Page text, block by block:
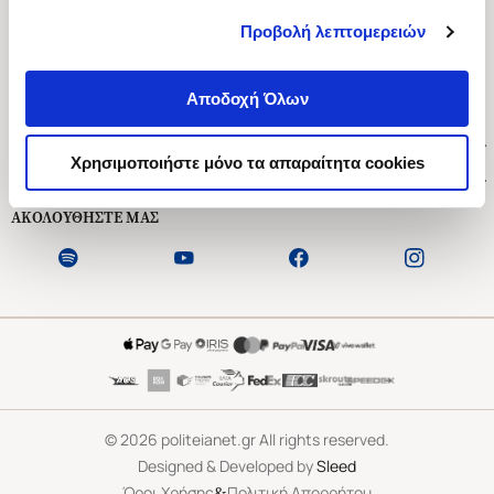
Προβολή λεπτομερειών
Αποδοχή Όλων
Χρησιμοποιήστε μόνο τα απαραίτητα cookies
Ασκληπιού 1-3, Αθήνα 106 79
Δευτέρα - Παρασκευή 09:00-21:00
Εξυπηρέτηση Πελατών
ΑΚΟΛΟΥΘΗΣΤΕ ΜΑΣ
©2026 politeianet.gr All rights reserved.
Designed & Developed bySleed